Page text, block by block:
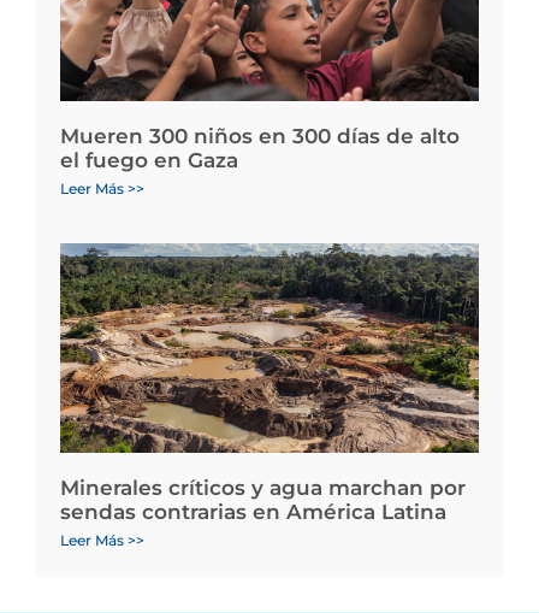
Mueren 300 niños en 300 días de alto
el fuego en Gaza
Leer Más >>
Minerales críticos y agua marchan por
sendas contrarias en América Latina
Leer Más >>